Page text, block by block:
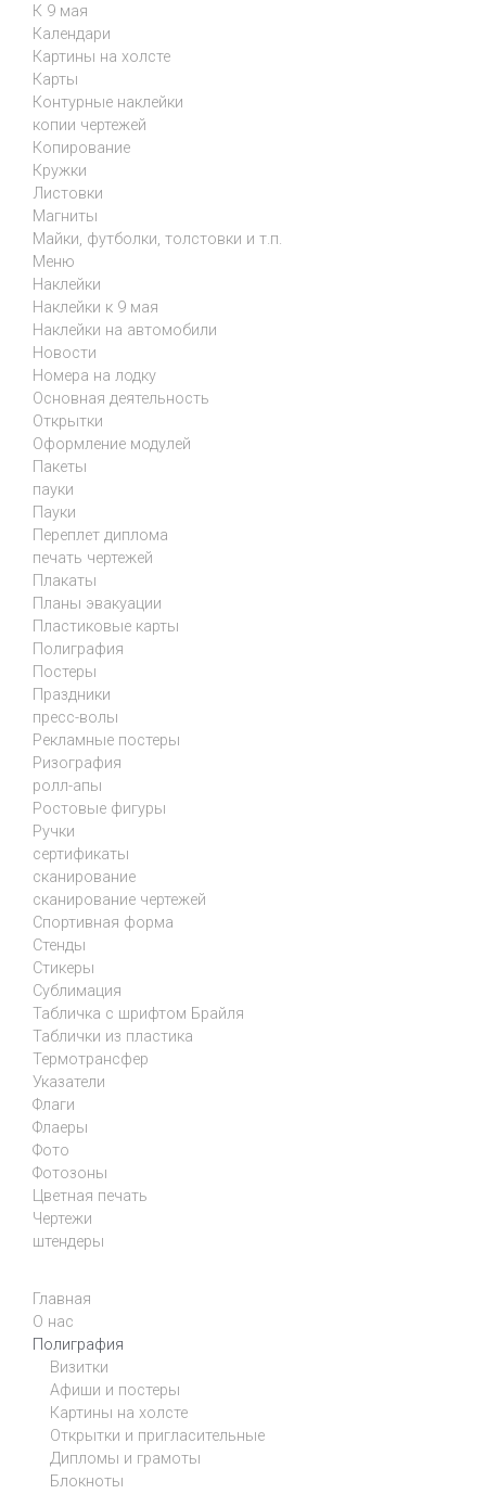
К 9 мая
Календари
Картины на холсте
Карты
Контурные наклейки
копии чертежей
Копирование
Кружки
Листовки
Магниты
Майки, футболки, толстовки и т.п.
Меню
Наклейки
Наклейки к 9 мая
Наклейки на автомобили
Новости
Номера на лодку
Основная деятельность
Открытки
Оформление модулей
Пакеты
пауки
Пауки
Переплет диплома
печать чертежей
Плакаты
Планы эвакуации
Пластиковые карты
Полиграфия
Постеры
Праздники
пресс-волы
Рекламные постеры
Ризография
ролл-апы
Ростовые фигуры
Ручки
сертификаты
сканирование
сканирование чертежей
Спортивная форма
Стенды
Стикеры
Сублимация
Табличка с шрифтом Брайля
Таблички из пластика
Термотрансфер
Указатели
Флаги
Флаеры
Фото
Фотозоны
Цветная печать
Чертежи
штендеры
Главная
О нас
Полиграфия
Визитки
Афиши и постеры
Картины на холсте
Открытки и пригласительные
Дипломы и грамоты
Блокноты